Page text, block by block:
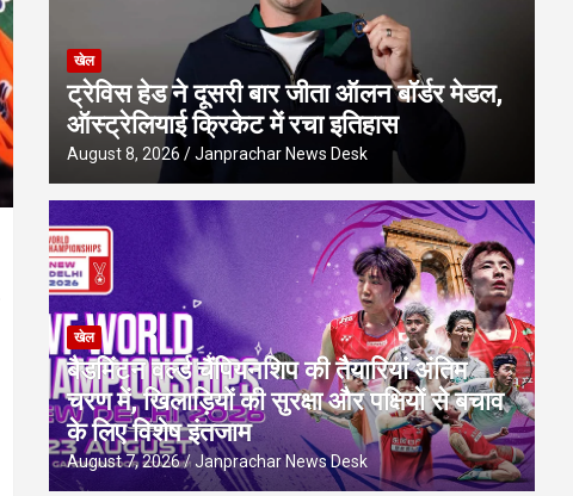
खेल
ट्रेविस हेड ने दूसरी बार जीता ऑलन बॉर्डर मेडल,
ऑस्ट्रेलियाई क्रिकेट में रचा इतिहास
August 8, 2026 Janprachar News Desk
खेल
बैडमिंटन वर्ल्ड चैंपियनशिप की तैयारियां अंतिम
चरण में, खिलाड़ियों की सुरक्षा और पक्षियों से बचाव
के लिए विशेष इंतजाम
August 7, 2026 Janprachar News Desk